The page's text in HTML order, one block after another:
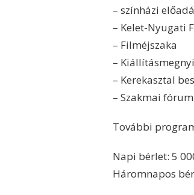
– színházi
– Kelet-Nyugati
– Filméjszaka
–
– Kerekasztal
– Szakmai fórum
További
Napi bérlet: 5
Háromnapos